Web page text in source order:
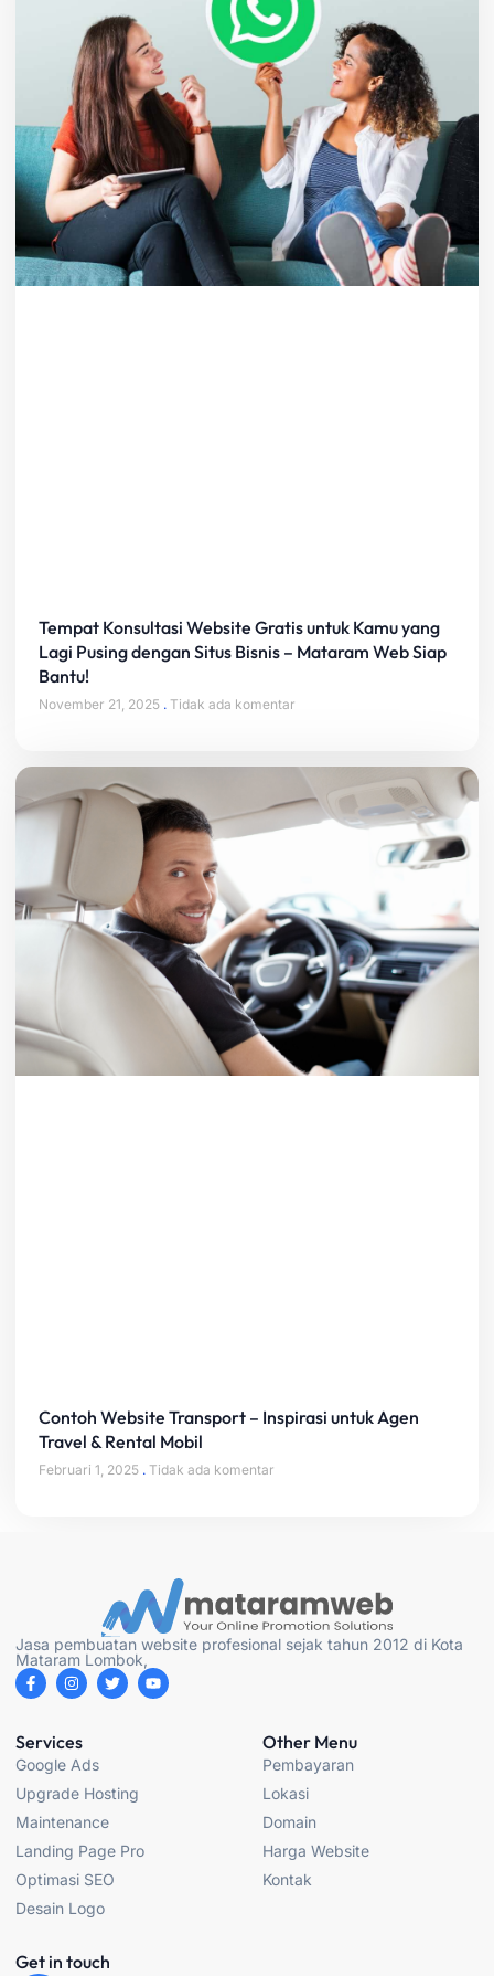
Tempat Konsultasi Website Gratis untuk Kamu yang
Lagi Pusing dengan Situs Bisnis – Mataram Web Siap
Bantu!
November 21, 2025 Tidak ada komentar
Contoh Website Transport – Inspirasi untuk Agen
Travel & Rental Mobil
Februari 1, 2025 Tidak ada komentar
Jasa pembuatan website profesional sejak tahun 2012 di Kota
Mataram Lombok,
F
a
c
b
o
o
-
I
n
s
a
g
r
m
T
w
i
Y
o
u
Services
Google Ads
Upgrade Hosting
Maintenance
Landing Page Pro
Optimasi SEO
Desain Logo
Other Menu
Pembayaran
Lokasi
Domain
Harga Website
Kontak
Get in touch